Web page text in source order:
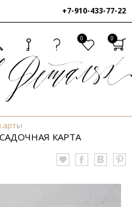
+7-910-433-77-22
0 0
КАРТА